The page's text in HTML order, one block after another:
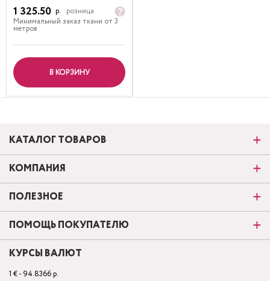
1 325.50 р.
розница
Минимальный заказ ткани от 3
метров
В КОРЗИНУ
КАТАЛОГ ТОВАРОВ
КОМПАНИЯ
ПОЛЕЗНОЕ
ПОМОЩЬ ПОКУПАТЕЛЮ
КУРСЫ ВАЛЮТ
1 € - 94.8366 р.